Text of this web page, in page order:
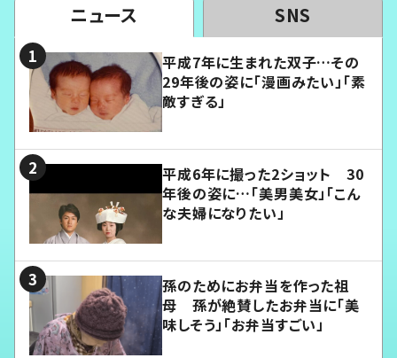
ニュース SNS
平成7年に生まれた双子…その
29年後の姿に「漫画みたい」「素
敵すぎる」
平成6年に撮った2ショット 30
年後の姿に…「美男美女」「こん
な夫婦になりたい」
孫のためにお弁当を作った祖
母 孫が絶賛したお弁当に「美
味しそう」「お弁当すごい」